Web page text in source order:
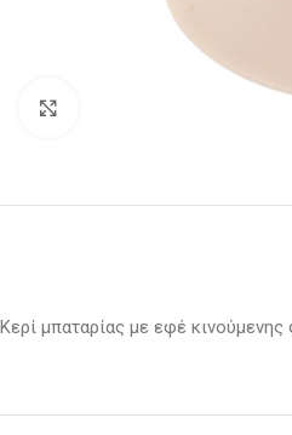
Κερί μπαταρίας με εφέ